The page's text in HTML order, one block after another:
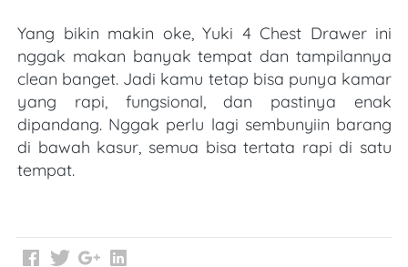
Yang bikin makin oke, Yuki 4 Chest Drawer ini
nggak makan banyak tempat dan tampilannya
clean banget. Jadi kamu tetap bisa punya kamar
yang rapi, fungsional, dan pastinya enak
dipandang. Nggak perlu lagi sembunyiin barang
di bawah kasur, semua bisa tertata rapi di satu
tempat.